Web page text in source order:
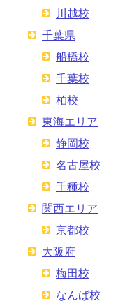
川越校
千葉県
船橋校
千葉校
柏校
東海エリア
静岡校
名古屋校
千種校
関西エリア
京都校
大阪府
梅田校
なんば校